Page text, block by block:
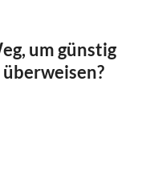
um günstig